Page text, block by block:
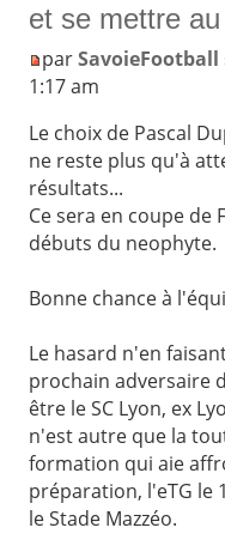
et se mettre
parSavoieFootball
1:17 am
Le choix de Pascal
ne reste plus qu'à
résultats...
Ce sera en coupe de
débuts du neophyte.
Bonne chance à
Le hasard n'en
prochain adversaire
être le SC Lyon, ex
n'est autre que la
formation qui aie
préparation, l'eTG le
le Stade Mazzéo.